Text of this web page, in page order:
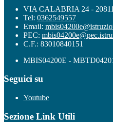
VIA CALABRIA 24 -
Tel: 0362549557
Email:
PEC:
C.F.: 83010840151
MBIS04200E -
Seguici su
Youtube
Sezione Link Utili